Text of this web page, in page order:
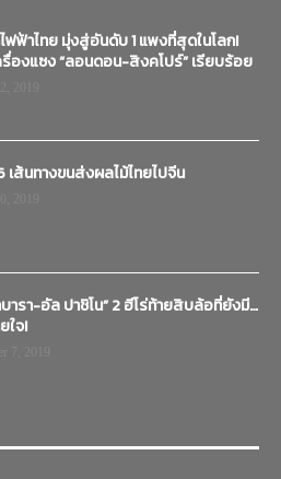
ฟฟ้าไทย มุ่งสู่อันดับ 1 แพงที่สุดในโลก!
รื่องแซง “ลอนดอน-สิงคโปร์” เรียบร้อย
เส้นทางขนส่งผลไม้ไทยไปจีน
บารา-อัล ปาชิโน” 2 ฮีโร่ท้ายสิบล้อที่ยังมี…
ใจ!